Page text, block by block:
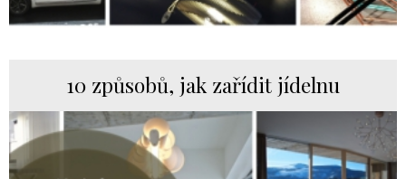
10 způsobů, jak zařídit jídelnu